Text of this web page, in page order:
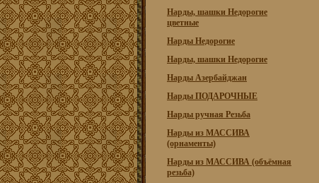
Нарды, шашки Недорогие
цветные
Нарды Недорогие
Нарды, шашки Недорогие
Нарды Азербайджан
Нарды ПОДАРОЧНЫЕ
Нарды ручная Резьба
Нарды из МАССИВА
(орнаменты)
Нарды из МАССИВА (объёмная
резьба)